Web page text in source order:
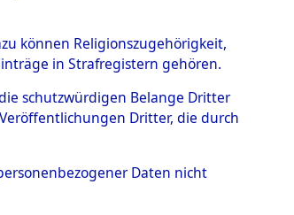
betroffenen
können Religionszugehörigkeit,
in Strafregistern gehören.
schutzwürdigen Belange Dritter
Dritter, die durch
Daten nicht